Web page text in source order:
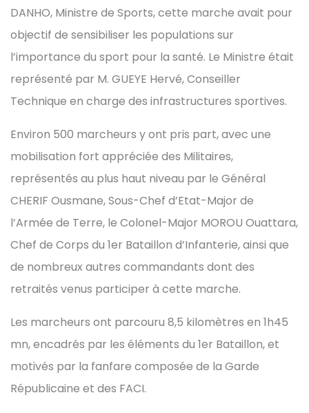
DANHO, Ministre de Sports, cette marche avait pour
objectif de sensibiliser les populations sur
l’importance du sport pour la santé. Le Ministre était
représenté par M. GUEYE Hervé, Conseiller
Technique en charge des infrastructures sportives.
Environ 500 marcheurs y ont pris part, avec une
mobilisation fort appréciée des Militaires,
représentés au plus haut niveau par le Général
CHERIF Ousmane, Sous-Chef d’Etat-Major de
l’Armée de Terre, le Colonel-Major MOROU Ouattara,
Chef de Corps du 1er Bataillon d’Infanterie, ainsi que
de nombreux autres commandants dont des
retraités venus participer à cette marche.
Les marcheurs ont parcouru 8,5 kilomètres en 1h45
mn, encadrés par les éléments du 1er Bataillon, et
motivés par la fanfare composée de la Garde
Républicaine et des FACI.